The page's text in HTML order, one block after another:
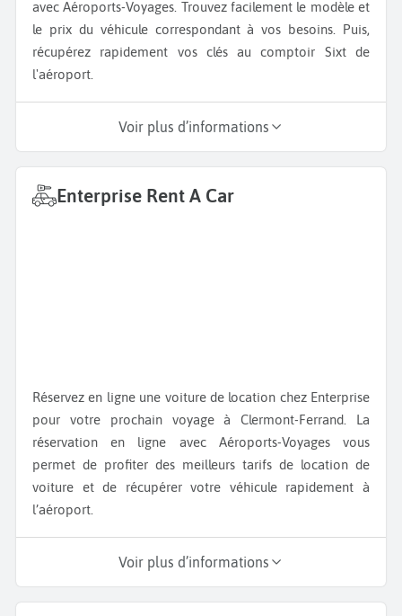
avec Aéroports-Voyages. Trouvez facilement le modèle et
le prix du véhicule correspondant à vos besoins. Puis,
récupérez rapidement vos clés au comptoir Sixt de
l'aéroport.
Voir plus d’informations
Enterprise Rent A Car
Réservez en ligne une voiture de location chez Enterprise
pour votre prochain voyage à Clermont-Ferrand. La
réservation en ligne avec Aéroports-Voyages vous
permet de profiter des meilleurs tarifs de location de
voiture et de récupérer votre véhicule rapidement à
l’aéroport.
Voir plus d’informations